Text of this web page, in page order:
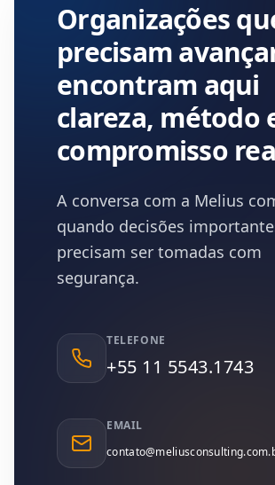
Organizações
precisam
encontram aqui
clareza, método
compromisso
Contatos Melius Consulting
A conversa com a Melius
quando decisões
precisam ser tomadas com
segurança.
TELEFONE
+55 11 5543.1743
EMAIL